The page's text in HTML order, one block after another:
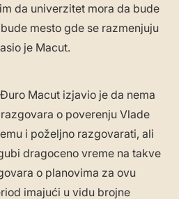
da univerzitet mora da bude
mesto gde se razmenjuju
je Macut.
Macut izjavio je da nema
o poverenju Vlade
i poželjno razgovarati, ali
dragoceno vreme na takve
o planovima za ovu
imajući u vidu brojne